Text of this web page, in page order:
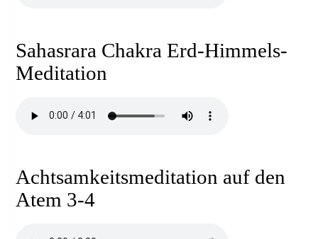
Sahasrara Chakra Erd-Himmels-
Meditation
Achtsamkeitsmeditation auf den
Atem 3-4